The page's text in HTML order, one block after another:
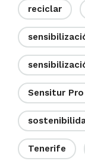
reciclar
Sensitur
Tenerife